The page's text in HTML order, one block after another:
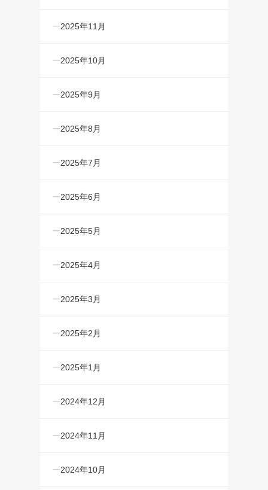
2025年11月
2025年10月
2025年9月
2025年8月
2025年7月
2025年6月
2025年5月
2025年4月
2025年3月
2025年2月
2025年1月
2024年12月
2024年11月
2024年10月